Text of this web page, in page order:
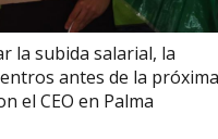
la subida salarial, la
antes de la próxima
el CEO en Palma